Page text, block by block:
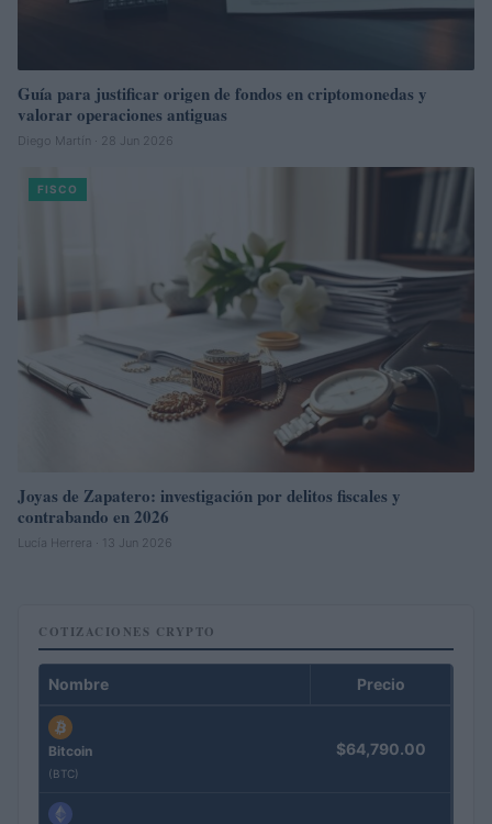
Guía para justificar origen de fondos en criptomonedas y
valorar operaciones antiguas
Diego Martín · 28 Jun 2026
FISCO
Joyas de Zapatero: investigación por delitos fiscales y
contrabando en 2026
Lucía Herrera · 13 Jun 2026
COTIZACIONES CRYPTO
Nombre Precio
Bitcoin
(BTC)
$64,790.00